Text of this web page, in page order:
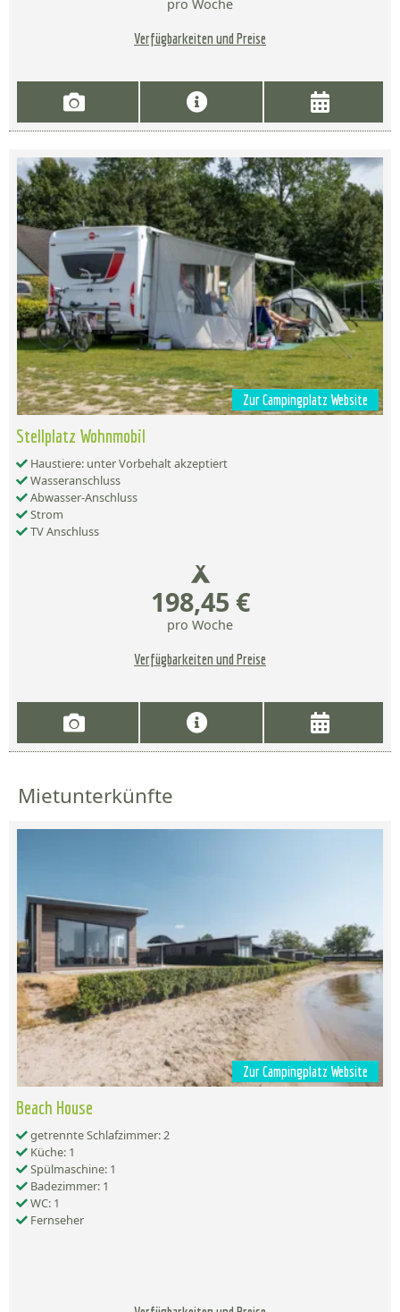
pro Woche
Verfügbarkeiten und Preise
Zur Campingplatz Website
Stellplatz Wohnmobil
Haustiere: unter Vorbehalt akzeptiert
Wasseranschluss
Abwasser-Anschluss
Strom
TV Anschluss
198,45 €
pro Woche
Verfügbarkeiten und Preise
Mietunterkünfte
Zur Campingplatz Website
Beach House
getrennte Schlafzimmer: 2
Küche: 1
Spülmaschine: 1
Badezimmer: 1
WC: 1
Fernseher